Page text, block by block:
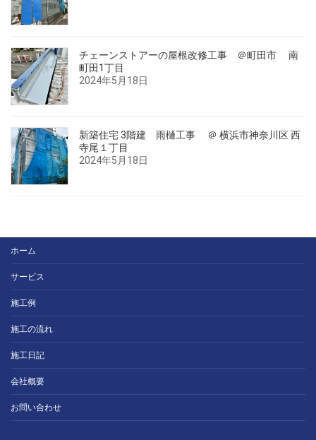
チェーンストアーの屋根改修工事 ＠町田市 南
町田1丁目
2024年5月18日
新築住宅 3階建 雨樋工事 ＠ 横浜市神奈川区 西
寺尾１丁目
2024年5月18日
ホーム
サービス
施工例
施工の流れ
施工日記
会社概要
お問い合わせ